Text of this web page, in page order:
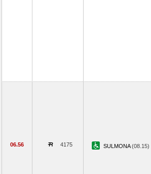
06.56 4175 SULMONA(08.15)